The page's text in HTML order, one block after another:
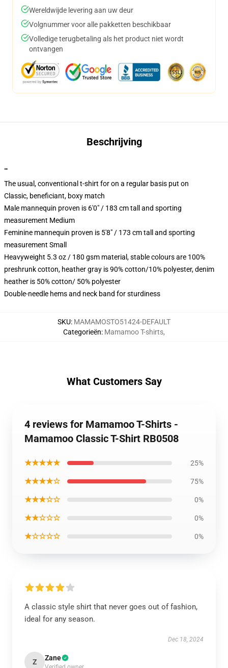
Wereldwijde levering aan uw deur
Volgnummer voor alle pakketten beschikbaar
Volledige terugbetaling als het product niet wordt
ontvangen
Beschrijving
""
The usual, conventional t-shirt for on a regular basis put on
Classic, beneficiant, boxy match
Male mannequin proven is 6'0" / 183 cm tall and sporting
measurement Medium
Feminine mannequin proven is 5'8" / 173 cm tall and sporting
measurement Small
Heavyweight 5.3 oz / 180 gsm material, stable colours are 100%
preshrunk cotton, heather gray is 90% cotton/10% polyester, denim
heather is 50% cotton/ 50% polyester
Double-needle hems and neck band for sturdiness
SKU: MAMAMOSTO51424-DEFAULT
Categorieën: Mamamoo T-shirts,
What Customers Say
4 reviews for Mamamoo T-Shirts -
Mamamoo Classic T-Shirt RB0508
★★★★★ 25%
★★★★☆ 75%
★★★☆☆ 0%
★★☆☆☆ 0%
★☆☆☆☆ 0%
A classic style shirt that never goes out of fashion,
ideal for any season.
Dec 18, 2024
Z Zane